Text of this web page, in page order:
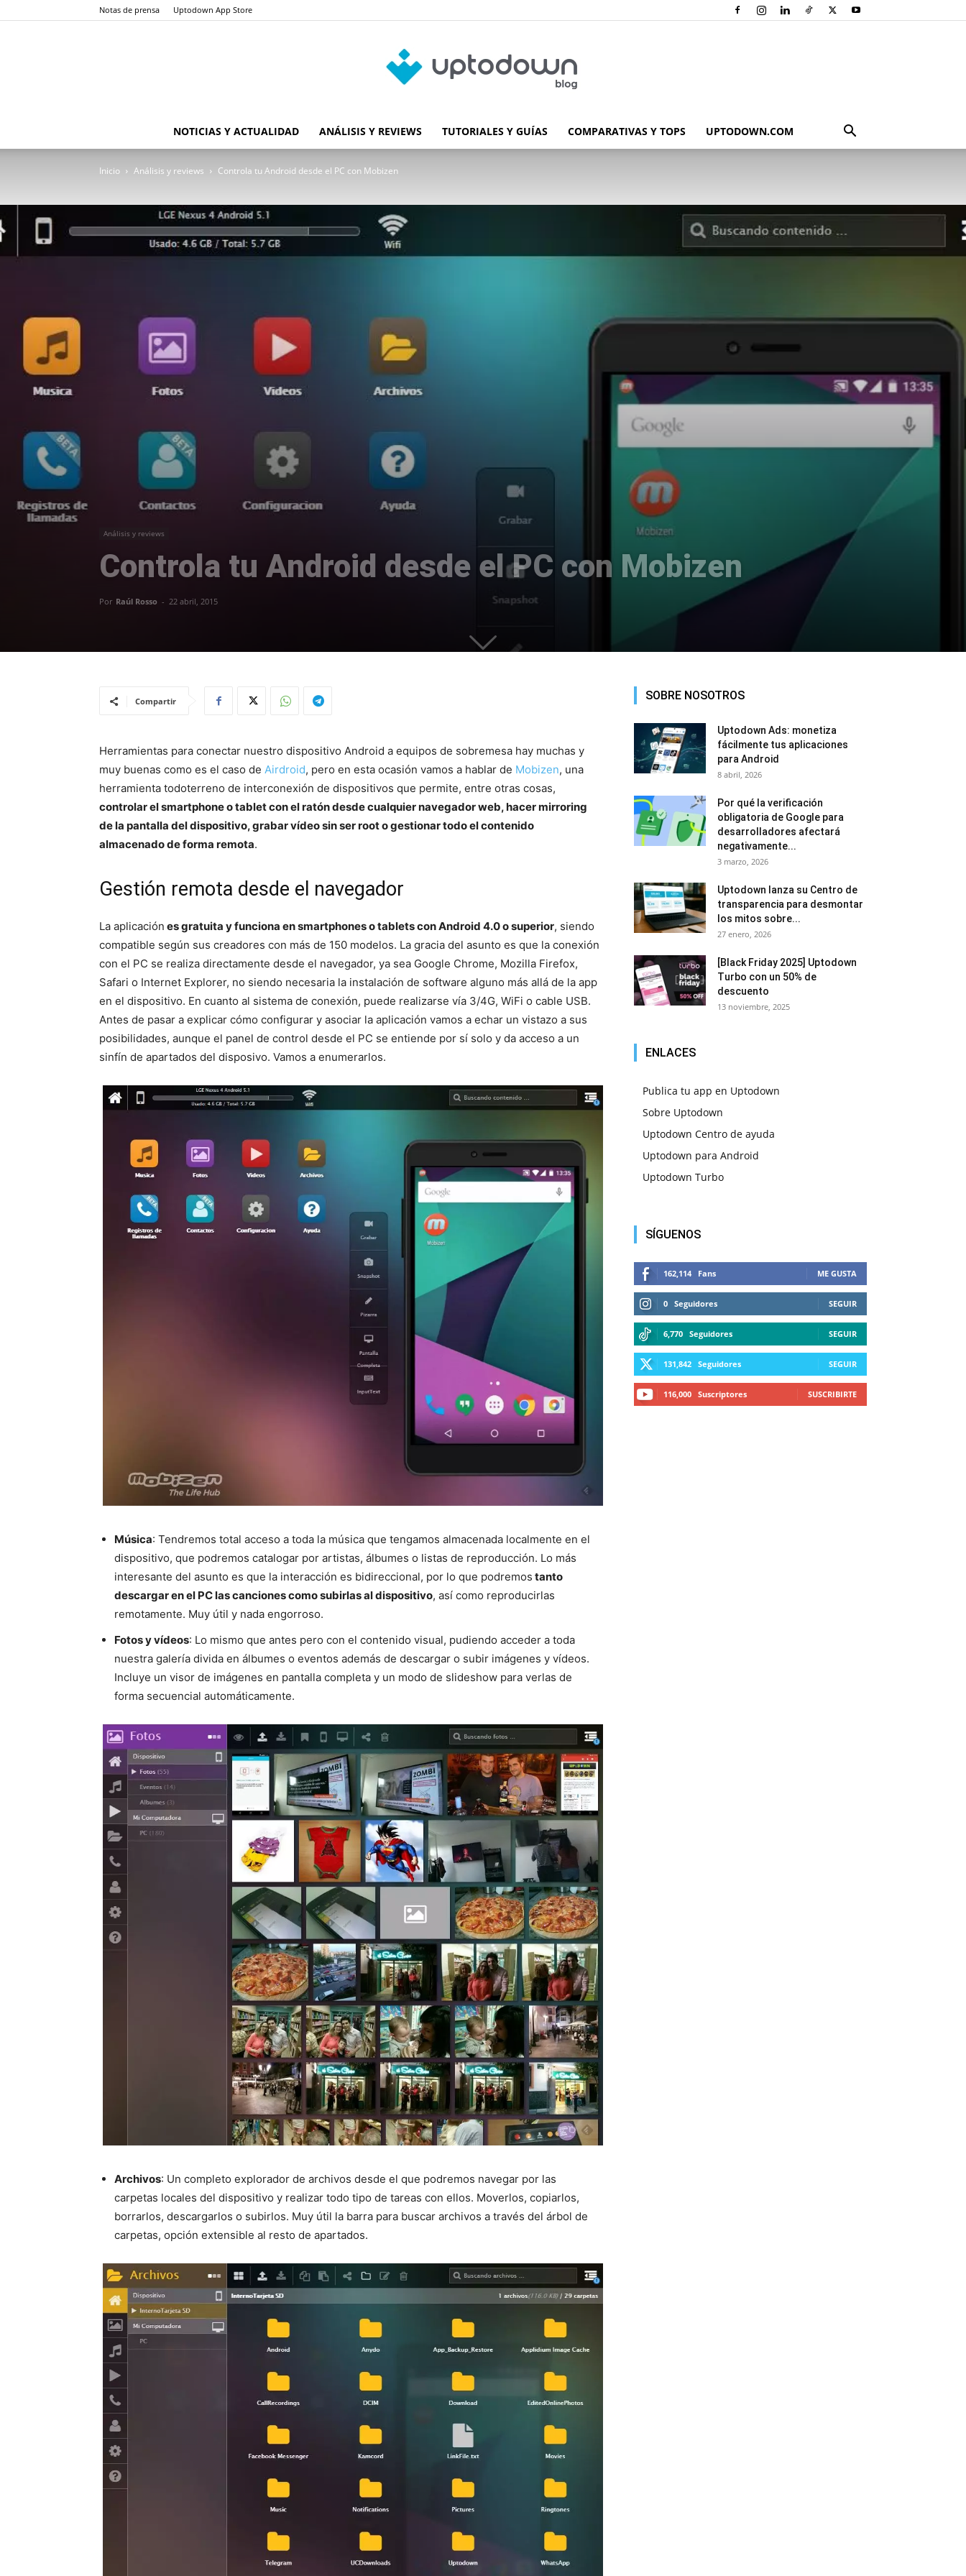
Notas de prensa Uptodown App Store
Blog
NOTICIAS Y ACTUALIDAD ANÁLISIS Y REVIEWS TUTORIALES Y GUÍAS COMPARATIVAS Y TOPS UPTODOWN.COM
Inicio Análisis y reviews Controla tu Android desde el PC con Mobizen
Análisis y reviews
Controla tu Android desde el PC con Mobizen
Por Raúl Rosso - 22 abril, 2015
Compartir
Herramientas para conectar nuestro dispositivo Android a equipos de sobremesa hay muchas y
muy buenas como es el caso de Airdroid, pero en esta ocasión vamos a hablar de Mobizen, una
herramienta todoterreno de interconexión de dispositivos que permite, entre otras cosas,
controlar el smartphone o tablet con el ratón desde cualquier navegador web, hacer mirroring
de la pantalla del dispositivo, grabar vídeo sin ser root o gestionar todo el contenido
almacenado de forma remota.
Gestión remota desde el navegador
La aplicación es gratuita y funciona en smartphones o tablets con Android 4.0 o superior, siendo
compatible según sus creadores con más de 150 modelos. La gracia del asunto es que la conexión
con el PC se realiza directamente desde el navegador, ya sea Google Chrome, Mozilla Firefox,
Safari o Internet Explorer, no siendo necesaria la instalación de software alguno más allá de la app
en el dispositivo. En cuanto al sistema de conexión, puede realizarse vía 3/4G, WiFi o cable USB.
Antes de pasar a explicar cómo configurar y asociar la aplicación vamos a echar un vistazo a sus
posibilidades, aunque el panel de control desde el PC se entiende por sí solo y da acceso a un
sinfín de apartados del disposivo. Vamos a enumerarlos.
Música: Tendremos total acceso a toda la música que tengamos almacenada localmente en el
dispositivo, que podremos catalogar por artistas, álbumes o listas de reproducción. Lo más
interesante del asunto es que la interacción es bidireccional, por lo que podremos tanto
descargar en el PC las canciones como subirlas al dispositivo, así como reproducirlas
remotamente. Muy útil y nada engorroso.
Fotos y vídeos: Lo mismo que antes pero con el contenido visual, pudiendo acceder a toda
nuestra galería divida en álbumes o eventos además de descargar o subir imágenes y vídeos.
Incluye un visor de imágenes en pantalla completa y un modo de slideshow para verlas de
forma secuencial automáticamente.
Archivos: Un completo explorador de archivos desde el que podremos navegar por las
carpetas locales del dispositivo y realizar todo tipo de tareas con ellos. Moverlos, copiarlos,
borrarlos, descargarlos o subirlos. Muy útil la barra para buscar archivos a través del árbol de
carpetas, opción extensible al resto de apartados.
SOBRE NOSOTROS
Uptodown Ads: monetiza
fácilmente tus aplicaciones
para Android
8 abril, 2026
Por qué la verificación
obligatoria de Google para
desarrolladores afectará
negativamente...
3 marzo, 2026
Uptodown lanza su Centro de
transparencia para desmontar
los mitos sobre...
27 enero, 2026
[Black Friday 2025] Uptodown
Turbo con un 50% de
descuento
13 noviembre, 2025
ENLACES
Publica tu app en Uptodown
Sobre Uptodown
Uptodown Centro de ayuda
Uptodown para Android
Uptodown Turbo
SÍGUENOS
162,114 Fans ME GUSTA
0 Seguidores SEGUIR
6,770 Seguidores SEGUIR
131,842 Seguidores SEGUIR
116,000 Suscriptores SUSCRIBIRTE